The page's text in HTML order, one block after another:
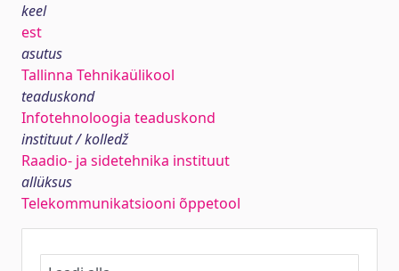
keel
est
asutus
Tallinna Tehnikaülikool
teaduskond
Infotehnoloogia teaduskond
instituut / kolledž
Raadio- ja sidetehnika instituut
allüksus
Telekommunikatsiooni õppetool